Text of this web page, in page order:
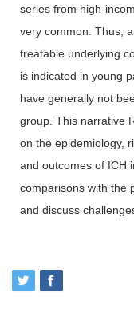
series from high-
very common. Thus,
treatable underlying
is indicated in young
have generally not
group. This narrative
on the epidemiology,
and outcomes of ICH
comparisons with the
and discuss